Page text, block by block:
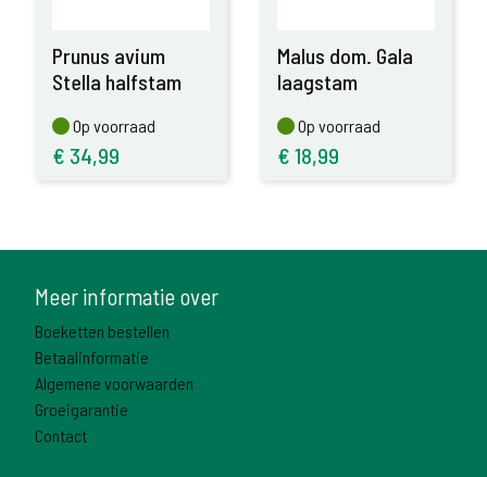
Prunus avium
Stella halfstam
Op voorraad
Op voorraad
€ 34,99
Malus dom. Gala
laagstam
Op voorraad
Op voorraad
€ 18,99
Meer informatie over
Boeketten bestellen
Betaalinformatie
Algemene voorwaarden
Groeigarantie
Contact